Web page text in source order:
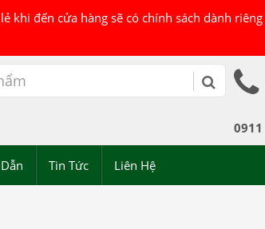
khi đến cửa hàng sẽ có chính sách dành
Tin Tức Liên Hệ